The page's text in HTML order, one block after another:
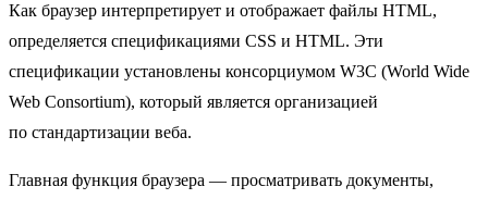
Как браузер интерпретирует и отображает файлы HTML,
определяется спецификациями CSS и HTML. Эти
спецификации установлены консорциумом W3C (World Wide
Web Consortium), который является организацией
по стандартизации веба.
Главная функция браузера — просматривать документы,